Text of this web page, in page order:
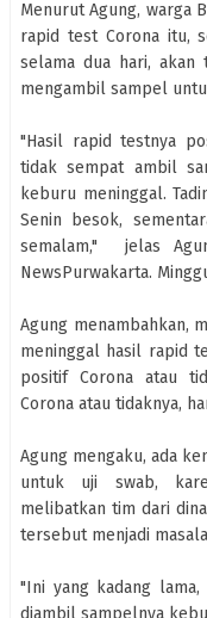
Menurut Agung, warga
rapid test Corona itu,
selama dua hari,
mengambil sampel
"Hasil rapid testnya
tidak sempat ambil
keburu meninggal.
Senin besok,
semalam," jelas
NewsPurwakarta.
Agung menambahkan,
meninggal hasil rapid
positif Corona atau
Corona atau tidaknya,
Agung mengaku, ada
untuk uji swab,
melibatkan tim dari
tersebut menjadi
"Ini yang kadang